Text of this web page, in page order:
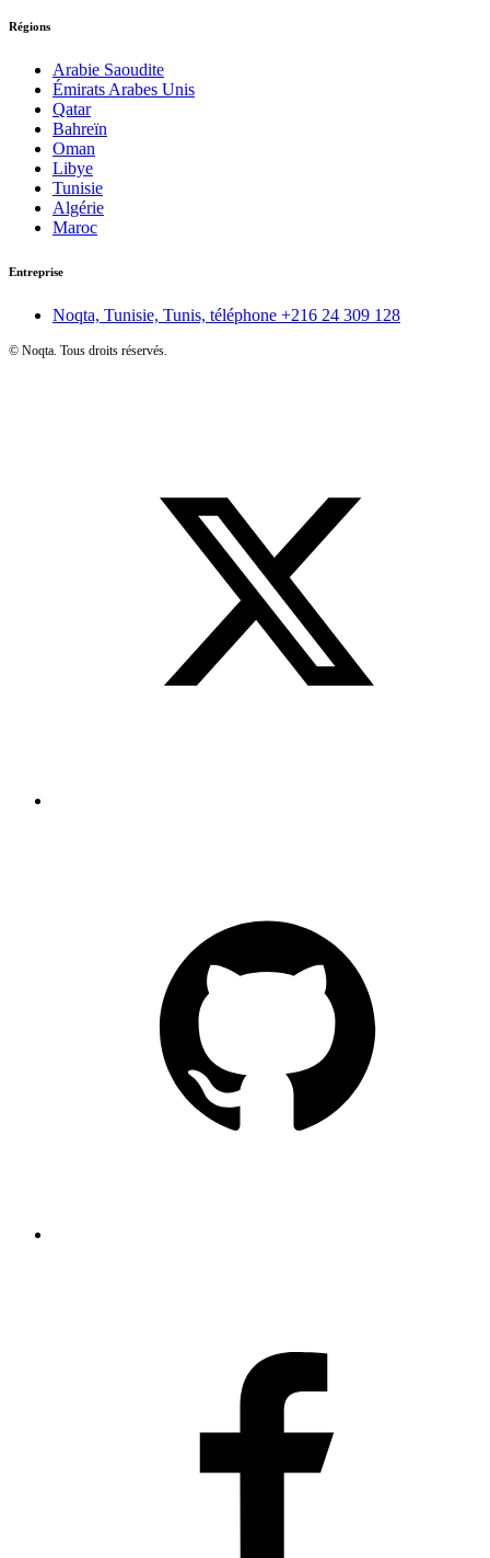
Régions
Arabie Saoudite
Émirats Arabes Unis
Qatar
Bahreïn
Oman
Libye
Tunisie
Algérie
Maroc
Entreprise
Noqta, Tunisie, Tunis, téléphone +216 24 309 128
© Noqta. Tous droits réservés.